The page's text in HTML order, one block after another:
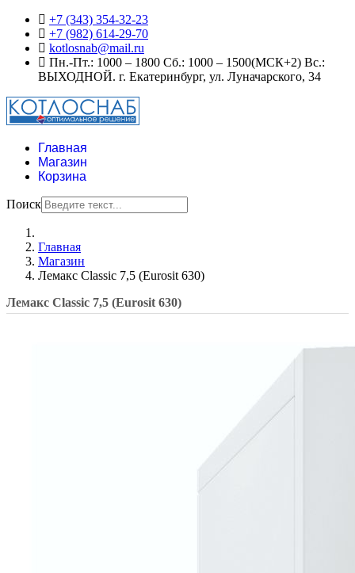
+7 (343) 354-32-23
+7 (982) 614-29-70
kotlosnab@mail.ru
Пн.-Пт.: 1000 – 1800 Сб.: 1000 – 1500(МСК+2) Вс.:
ВЫХОДНОЙ. г. Екатеринбург, ул. Луначарского, 34
Главная
Магазин
Корзина
Поиск
Главная
Магазин
Лемакс Classic 7,5 (Eurosit 630)
Лемакс Classic 7,5 (Eurosit 630)